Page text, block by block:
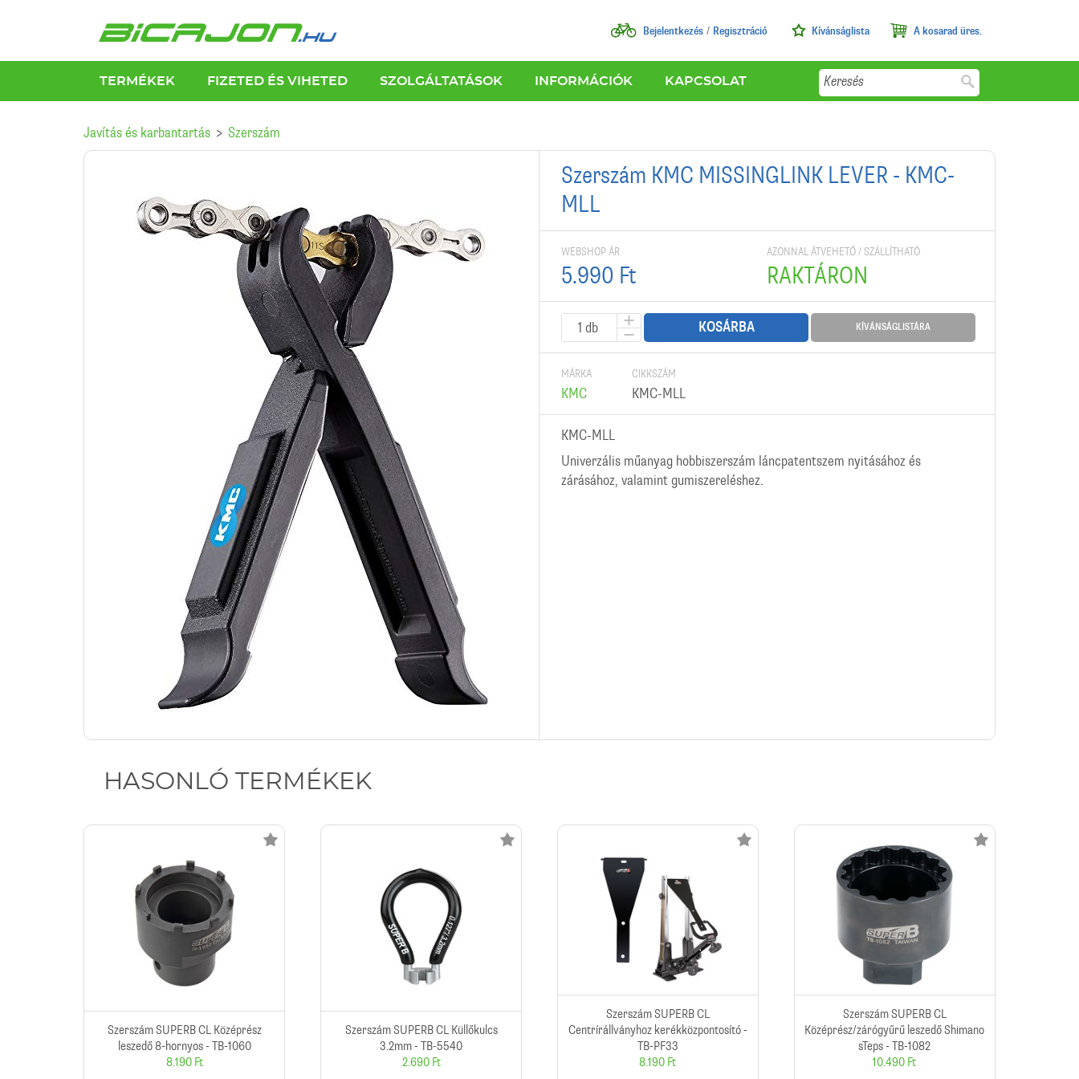
Bejelentkezés Regisztráció Kívánságlista A kosarad üres.
TERMÉKEK FIZETED ÉS VIHETED SZOLGÁLTATÁSOK INFORMÁCIÓK KAPCSOLAT Keresés
Javítás és karbantartás Szerszám
Szerszám KMC MISSINGLINK LEVER - KMC-
MLL
WEBSHOP ÁR
5.990 Ft
AZONNAL ÁTVEHETŐ / SZÁLLÍTHATÓ
RAKTÁRON
KOSÁRBA KÍVÁNSÁGLISTÁRA
MÁRKA
KMC
CIKKSZÁM
KMC-MLL
KMC-MLL
Univerzális műanyag hobbiszerszám láncpatentszem nyitásához és
zárásához, valamint gumiszereléshez.
HASONLÓ TERMÉKEK
Szerszám SUPERB CL Középrész
leszedő 8-hornyos - TB-1060
8.190 Ft
Szerszám SUPERB CL Küllőkulcs
3.2mm - TB-5540
2.690 Ft
Szerszám SUPERB CL
Centrírállványhoz kerékközpontosító -
TB-PF33
8.190 Ft
Szerszám SUPERB CL
Középrész/zárógyűrű leszedő Shimano
sTeps - TB-1082
10.490 Ft